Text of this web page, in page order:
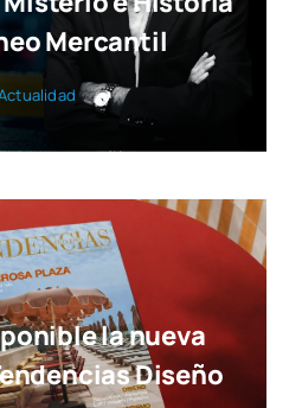
Mercantil
la nueva
Diseño